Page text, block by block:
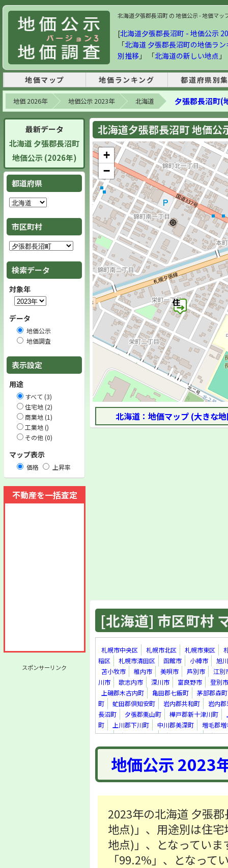
北海道夕張郡長沼町 の 地価公示 - 地価マッ
[北海道夕張郡長沼町 - 地価公示
「北海道 夕張郡長沼町の地価ラ
別推移 」 「北海道の新しい地点
地価マップ 地価ランキング 都道府県別
地価 2026年 地価公示 2023年 北海道 夕張郡長沼町(
最新データ
北海道 夕張郡長沼町
地価公示 (2026年)
都道府県
市区町村
検索データ
対象年
データ
地価公示
地価調査
表示設定
用途
すべて (3)
住宅地 (2)
商業地 (1)
工業地 ()
その他 (0)
マップ表示
価格 上昇率
不動産を一括査定
スポンサーリンク
北海道夕張郡長沼町 地価
+
−
北海道：地価マップ (大きな
[北海道] 市区町村
札幌市中央区 札幌市北区 札幌市東区
稲区
札幌市清田区 函館市 小樽市
旭
苫小牧市
稚内市 美唄市 芦別市
江別
川市
歌志内市 深川市 富良野市
登別市
上磯郡木古内町
亀田郡七飯町
茅部郡森町
町
虻田郡倶知安町 岩内郡共和町
岩内
長沼町
夕張郡栗山町 樺戸郡新十津川町
町
上川郡下川町 中川郡美深町
増毛郡増
里町
紋別郡遠軽町 紋別郡滝上町
紋別
真町
虻田郡洞爺湖町 勇払郡安平町
勇払
上川郡新得町
上川郡清水町
河西郡芽室町
足寄郡足寄町
十勝郡浦幌町
釧路郡釧路町
町
地価公示 2023
2023年の北海道 夕張
地点)」、用途別は住
地点)」、となってい
「99.2%」、となって